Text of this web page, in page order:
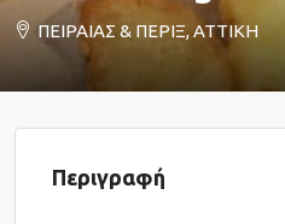
ΠΕΙΡΑΙΑΣ & ΠΕΡΙΞ, ΑΤΤΙΚΗ
Περιγραφή